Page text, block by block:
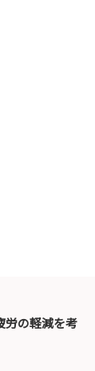
労の軽減を考